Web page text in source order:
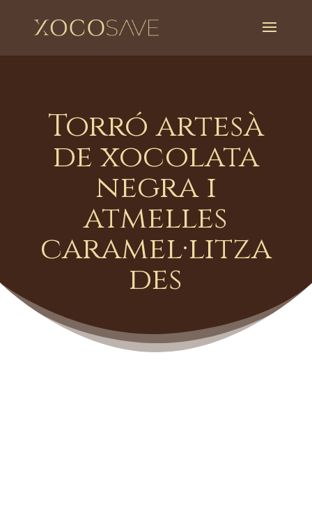
Torró artesà
de xocolata
negra i
atmelles
caramel·litza
des